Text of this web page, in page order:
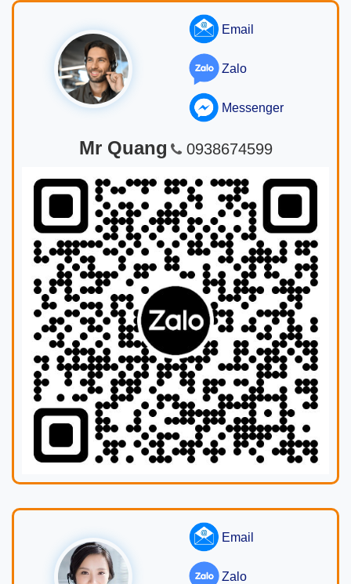
Email
Zalo
Messenger
Mr Quang 0938674599
Email
Zalo